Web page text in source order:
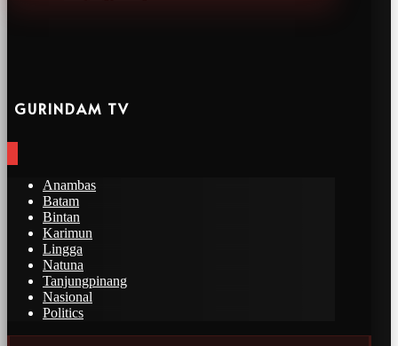
GURINDAM TV
Anambas
Batam
Bintan
Karimun
Lingga
Natuna
Tanjungpinang
Nasional
Politics